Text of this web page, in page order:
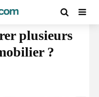
plusieurs
?